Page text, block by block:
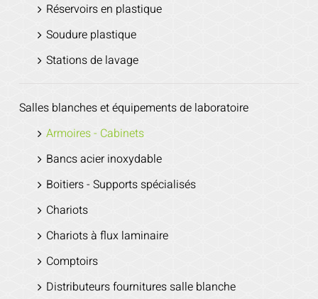
Réservoirs en plastique
Soudure plastique
Stations de lavage
Salles blanches et équipements de laboratoire
Armoires - Cabinets
Bancs acier inoxydable
Boitiers - Supports spécialisés
Chariots
Chariots à flux laminaire
Comptoirs
Distributeurs fournitures salle blanche